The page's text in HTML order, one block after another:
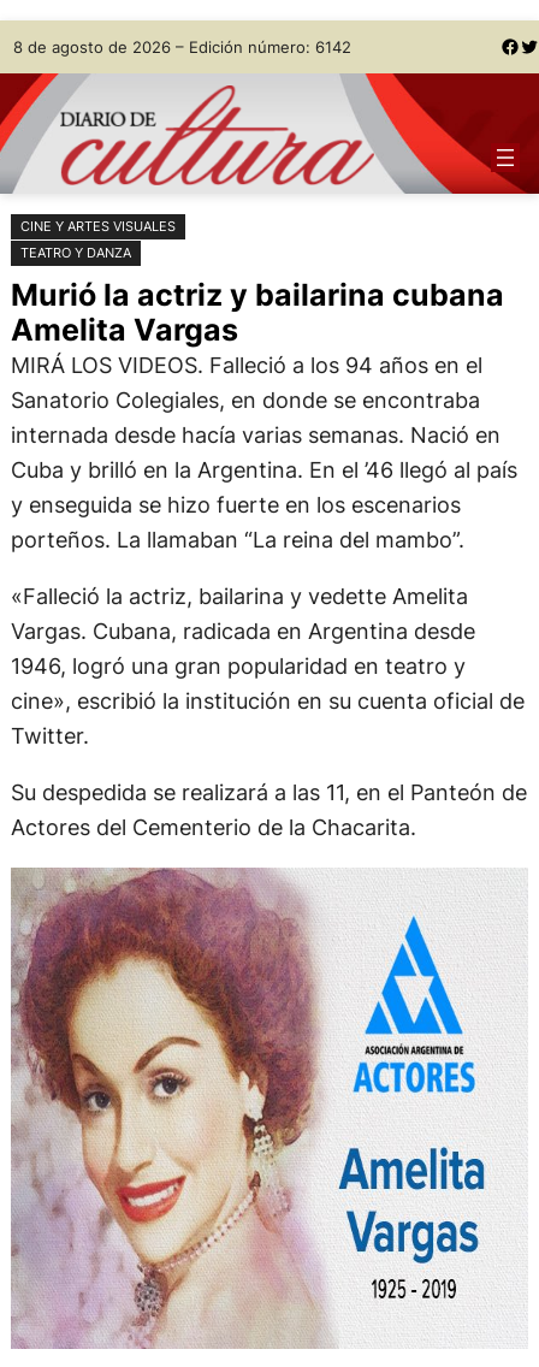
Saltar
al
contenido
Skip
to
content
8 de agosto de 2026 – Edición número: 6142 Facebook Twitter
CINE Y ARTES VISUALES
TEATRO Y DANZA
Murió la actriz y bailarina cubana
Amelita Vargas
MIRÁ LOS VIDEOS. Falleció a los 94 años en el
Sanatorio Colegiales, en donde se encontraba
internada desde hacía varias semanas. Nació en
Cuba y brilló en la Argentina. En el ’46 llegó al país
y enseguida se hizo fuerte en los escenarios
porteños. La llamaban “La reina del mambo”.
«Falleció la actriz, bailarina y vedette Amelita
Vargas. Cubana, radicada en Argentina desde
1946, logró una gran popularidad en teatro y
cine», escribió la institución en su cuenta oficial de
Twitter.
Su despedida se realizará a las 11, en el Panteón de
Actores del Cementerio de la Chacarita.